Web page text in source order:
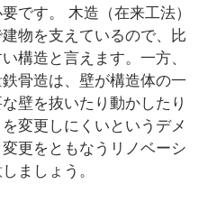
です。 木造（在来工法）
物を支えているので、比
構造と言えます。一方、
骨造は、壁が構造体の一
壁を抜いたり動かしたり
変更しにくいというデメ
更をともなうリノベーシ
ましょう。